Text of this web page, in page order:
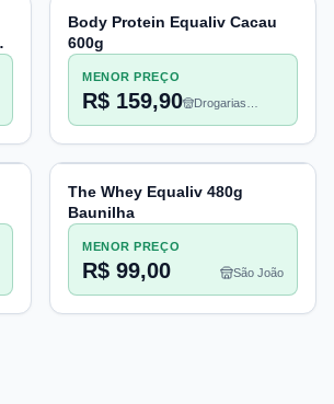
Body Protein Equaliv Cacau
600g
MENOR PREÇO
R$ 159,90
Drogarias
The Whey Equaliv 480g
Baunilha
MENOR PREÇO
R$ 99,00 São João